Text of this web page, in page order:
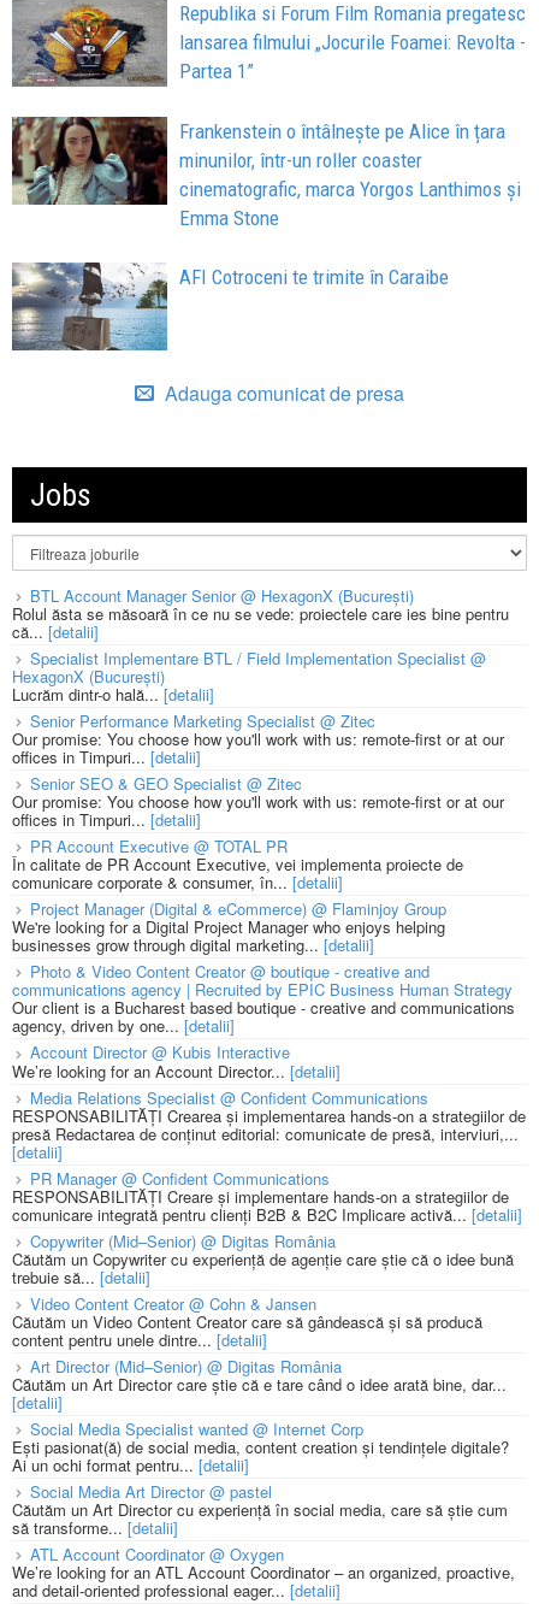
Republika si Forum Film Romania pregatesc
lansarea filmului „Jocurile Foamei: Revolta -
Partea 1”
Frankenstein o întâlnește pe Alice în țara
minunilor, într-un roller coaster
cinematografic, marca Yorgos Lanthimos și
Emma Stone
AFI Cotroceni te trimite în Caraibe
Adauga comunicat de presa
Jobs
BTL Account Manager Senior @ HexagonX (București)
Rolul ăsta se măsoară în ce nu se vede: proiectele care ies bine pentru
că... [detalii]
Specialist Implementare BTL / Field Implementation Specialist @
HexagonX (București)
Lucrăm dintr-o hală...[detalii]
Senior Performance Marketing Specialist @ Zitec
Our promise: You choose how you'll work with us: remote-first or at our
offices in Timpuri... [detalii]
Senior SEO & GEO Specialist @ Zitec
Our promise: You choose how you'll work with us: remote-first or at our
offices in Timpuri... [detalii]
PR Account Executive @ TOTAL PR
În calitate de PR Account Executive, vei implementa proiecte de
comunicare corporate & consumer, în... [detalii]
Project Manager (Digital & eCommerce) @ Flaminjoy Group
We're looking for a Digital Project Manager who enjoys helping
businesses grow through digital marketing... [detalii]
Photo & Video Content Creator @ boutique - creative and
communications agency | Recruited by EPIC Business Human Strategy
Our client is a Bucharest based boutique - creative and communications
agency, driven by one... [detalii]
Account Director @ Kubis Interactive
We’re looking for an Account Director... [detalii]
Media Relations Specialist @ Confident Communications
RESPONSABILITĂȚI Crearea și implementarea hands-on a strategiilor de
presă Redactarea de conținut editorial: comunicate de presă, interviuri,...
[detalii]
PR Manager @ Confident Communications
RESPONSABILITĂȚI Creare și implementare hands-on a strategiilor de
comunicare integrată pentru clienți B2B & B2C Implicare activă... [detalii]
Copywriter (Mid–Senior) @ Digitas România
Căutăm un Copywriter cu experiență de agenție care știe că o idee bună
trebuie să... [detalii]
Video Content Creator @ Cohn & Jansen
Căutăm un Video Content Creator care să gândească și să producă
content pentru unele dintre... [detalii]
Art Director (Mid–Senior) @ Digitas România
Căutăm un Art Director care știe că e tare când o idee arată bine, dar...
[detalii]
Social Media Specialist wanted @ Internet Corp
Ești pasionat(ă) de social media, content creation și tendințele digitale?
Ai un ochi format pentru... [detalii]
Social Media Art Director @ pastel
Căutăm un Art Director cu experiență în social media, care să știe cum
să transforme... [detalii]
ATL Account Coordinator @ Oxygen
We’re looking for an ATL Account Coordinator – an organized, proactive,
and detail-oriented professional eager... [detalii]